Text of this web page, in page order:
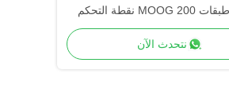
نتحدث الآن